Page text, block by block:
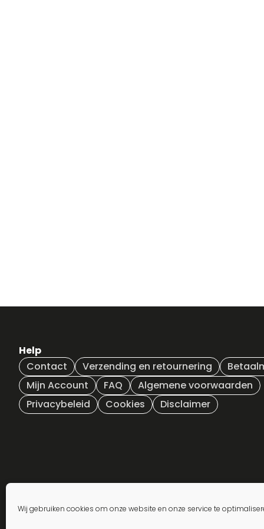
Wij gebruiken cookies om onze website en onze service te
Help
Contact
Verzending en retournering
Mijn Account
FAQ
Algemene voorwaarden
Privacybeleid
Cookies Disclaimer
Inschrijven nieuwsbrief